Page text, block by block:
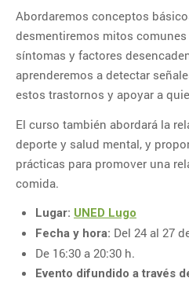
17
18 19 20 21 22
23
24
25 26 27 28 29
30
31
CATEGORÍAS
Categorías
ENTRADAS RECIENTES
Abordaremos conceptos
desmentiremos mitos
síntomas y factores
aprenderemos a detectar
estos trastornos y apoyar a
El curso también abordará la
deporte y salud mental, y
prácticas para promover una
comida.
Lugar: UNED Lugo
Fecha y hora: Del 24 al 27
De 16:30 a 20:30 h.
Evento difundido a través